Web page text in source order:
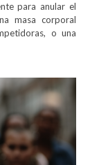
para anular el
masa corporal
o una